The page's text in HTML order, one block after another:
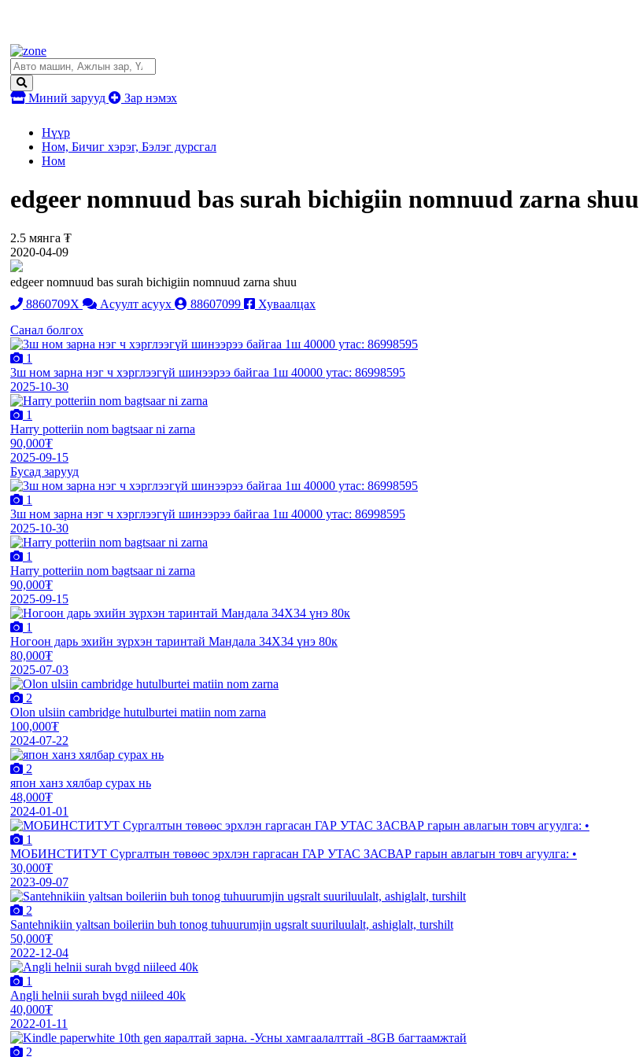
Миний зарууд Зар нэмэх
Нүүр
Ном, Бичиг хэрэг, Бэлэг дурсгал
Ном
edgeer nomnuud bas surah bichigiin nomnuud zarna shuu
2.5 мянга ₮
2020-04-09
edgeer nomnuud bas surah bichigiin nomnuud zarna shuu
8860709X
Асуулт асуух 88607099
Хуваалцах
Санал болгох
1
3ш ном зарна нэг ч хэрглээгүй шинээрээ байгаа 1ш 40000 утас: 86998595
2025-10-30
1
Harry potteriin nom bagtsaar ni zarna
90,000₮
2025-09-15
Бусад зарууд
1
3ш ном зарна нэг ч хэрглээгүй шинээрээ байгаа 1ш 40000 утас: 86998595
2025-10-30
1
Harry potteriin nom bagtsaar ni zarna
90,000₮
2025-09-15
1
Ногоон дарь эхийн зүрхэн таринтай Мандала 34Х34 үнэ 80к
80,000₮
2025-07-03
2
Olon ulsiin cambridge hutulburtei matiin nom zarna
100,000₮
2024-07-22
2
япон ханз хялбар сурах нь
48,000₮
2024-01-01
1
МОБИНСТИТУТ Сургалтын төвөөс эрхлэн гаргасан ГАР УТАС ЗАСВАР гарын авлагын товч агуулга: •
30,000₮
2023-09-07
2
Santehnikiin yaltsan boileriin buh tonog tuhuurumjin ugsralt suuriluulalt, ashiglalt, turshilt
50,000₮
2022-12-04
1
Angli helnii surah bvgd niileed 40k
40,000₮
2022-01-11
2